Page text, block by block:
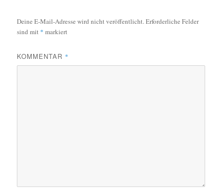
Deine E-Mail-Adresse wird nicht veröffentlicht.Erforderliche Felder
sind mit * markiert
KOMMENTAR *